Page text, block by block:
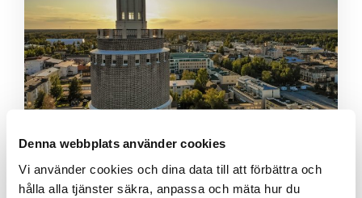
Denna webbplats använder cookies
Vi använder cookies och dina data till att förbättra och
hålla alla tjänster säkra, anpassa och mäta hur du
läsa
artikeln
18.8.2022 | Okategoriserade